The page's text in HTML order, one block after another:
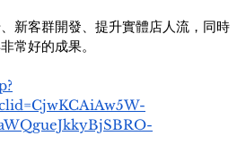
新客群開發、提升實體店人流，同時
常好的成果。